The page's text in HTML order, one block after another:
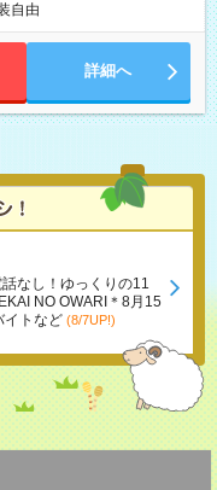
自由
詳細へ
なし！ゆっくりの11
NO OWARI＊8月15
イトなど (8/7UP!)